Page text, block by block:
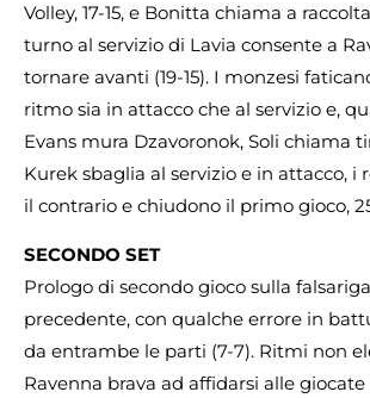
Volley, 17-15, e Bonitta chiama a
turno al servizio di Lavia consente a
tornare avanti (19-15). I monzesi
ritmo sia in attacco che al servizio e,
Evans mura Dzavoronok, Soli chiama
Kurek sbaglia al servizio e in attacco, i
il contrario e chiudono il primo gioco,
SECONDO SET
Prologo di secondo gioco sulla
precedente, con qualche errore in
da entrambe le parti (7-7). Ritmi non
Ravenna brava ad affidarsi alle giocate